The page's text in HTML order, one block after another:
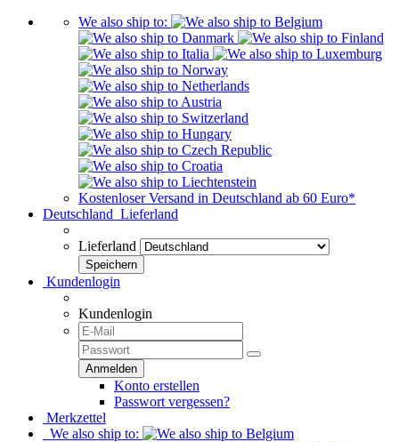
We also ship to:
Kostenloser Versand in Deutschland ab 60 Euro*
Deutschland Lieferland
Lieferland
Kundenlogin
Kundenlogin
Konto erstellen
Passwort vergessen?
Merkzettel
We also ship to: